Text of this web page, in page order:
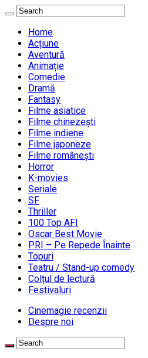
Home
Acțiune
Aventură
Animație
Comedie
Dramă
Fantasy
Filme asiatice
Filme chinezești
Filme indiene
Filme japoneze
Filme românești
Horror
K-movies
Seriale
SF
Thriller
100 Top AFI
Oscar Best Movie
PRI – Pe Repede Înainte
Topuri
Teatru / Stand-up comedy
Colțul de lectură
Festivaluri
Cinemagie recenzii
Despre noi